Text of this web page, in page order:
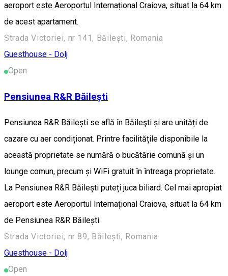
aeroport este Aeroportul Internațional Craiova, situat la 64 km
de acest apartament.
Strada Victoriei, nr 141, Băilești, Romania
Guesthouse - Dolj
Open
Pensiunea R&R Băilești
Pensiunea R&R Băilești se află în Băileşti și are unități de
cazare cu aer condiționat. Printre facilitățile disponibile la
această proprietate se numără o bucătărie comună și un
lounge comun, precum și WiFi gratuit în întreaga proprietate.
La Pensiunea R&R Băilești puteți juca biliard. Cel mai apropiat
aeroport este Aeroportul Internațional Craiova, situat la 64 km
de Pensiunea R&R Băilești.
Strada Victoriei, nr 89, Băilești, Romania
Guesthouse - Dolj
Open